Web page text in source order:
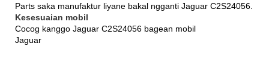
Parts saka manufaktur liyane bakal ngganti Jaguar C2S24056.
Kesesuaian mobil
Cocog kanggo Jaguar C2S24056 bagean mobil
Jaguar